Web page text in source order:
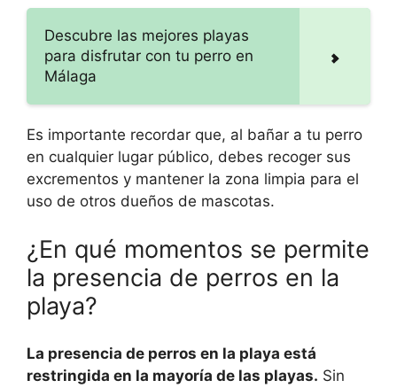
Descubre las mejores playas
para disfrutar con tu perro en
Málaga
Es importante recordar que, al bañar a tu perro
en cualquier lugar público, debes recoger sus
excrementos y mantener la zona limpia para el
uso de otros dueños de mascotas.
¿En qué momentos se permite
la presencia de perros en la
playa?
La presencia de perros en la playa está
restringida en la mayoría de las playas. Sin